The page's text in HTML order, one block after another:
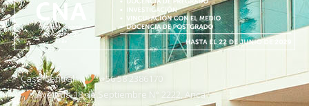
Casa Central
+56 58 2386170
Avenida 18 de Septiembre N° 2222, Arica